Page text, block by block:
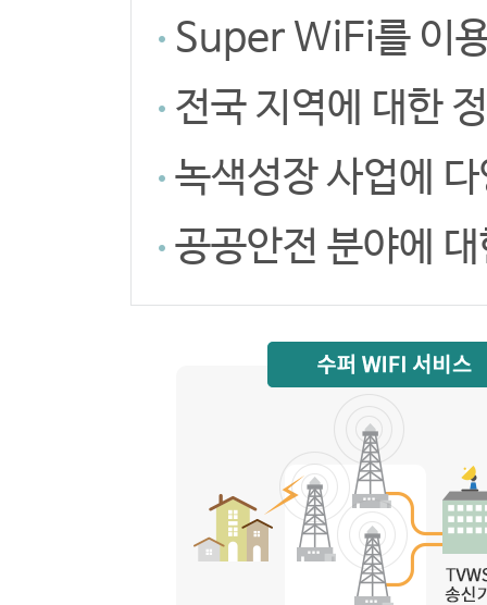
Super WiFi를 이
전국 지역에 대한
녹색성장 사업에
공공안전 분야에